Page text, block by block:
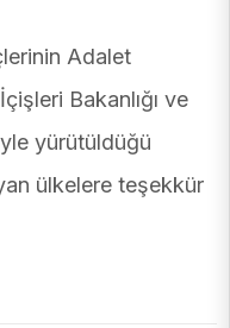
Adalet
Bakanlığı ve
yürütüldüğü
ülkelere teşekkür